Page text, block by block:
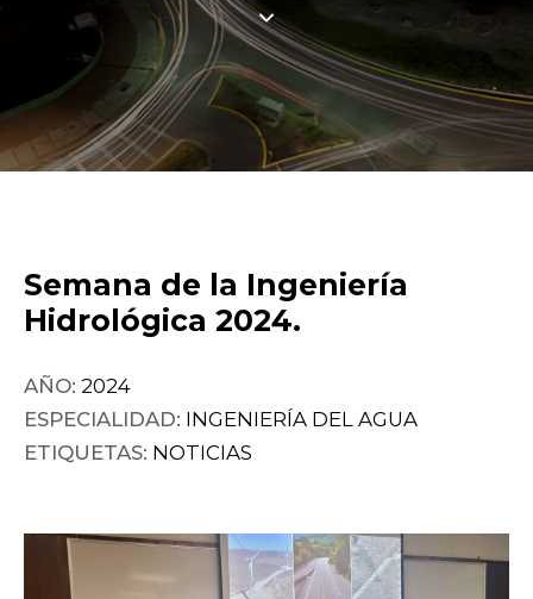
Semana de la Ingeniería
Hidrológica 2024.
AÑO: 2024
ESPECIALIDAD: INGENIERÍA DEL AGUA
ETIQUETAS: NOTICIAS